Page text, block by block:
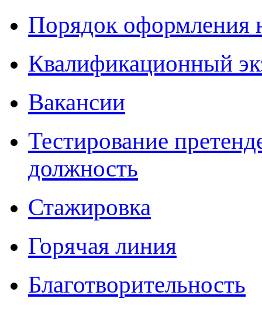
Порядок оформления
Квалификационный
Вакансии
Тестирование
должность
Стажировка
Горячая линия
Благотворительность